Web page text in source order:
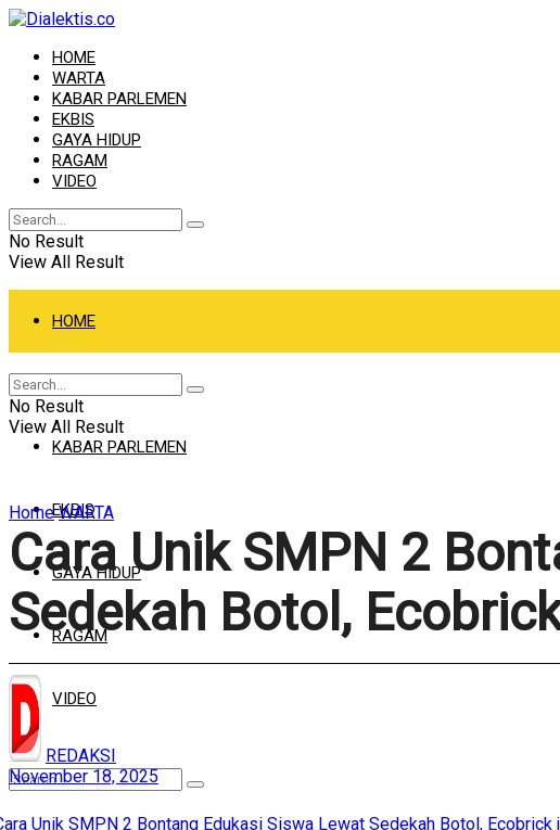
HOME
WARTA
KABAR PARLEMEN
EKBIS
GAYA HIDUP
RAGAM
VIDEO
No Result
View All Result
HOME
WARTA
KABAR PARLEMEN
EKBIS
GAYA HIDUP
RAGAM
VIDEO
No Result
View All Result
Home WARTA
Cara Unik SMPN 2
Sedekah Botol,
REDAKSI
November 18, 2025